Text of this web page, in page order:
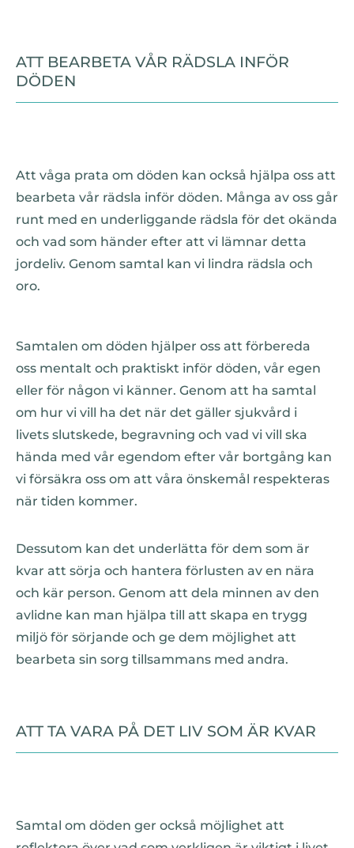
ATT BEARBETA VÅR RÄDSLA INFÖR
DÖDEN
Att våga prata om döden kan också hjälpa oss att
bearbeta vår rädsla inför döden. Många av oss går
runt med en underliggande rädsla för det okända
och vad som händer efter att vi lämnar detta
jordeliv. Genom samtal kan vi lindra rädsla och
oro.
Samtalen om döden hjälper oss att förbereda
oss mentalt och praktiskt inför döden, vår egen
eller för någon vi känner. Genom att ha samtal
om hur vi vill ha det när det gäller sjukvård i
livets slutskede, begravning och vad vi vill ska
hända med vår egendom efter vår bortgång kan
vi försäkra oss om att våra önskemål respekteras
när tiden kommer.
Dessutom kan det underlätta för dem som är
kvar att sörja och hantera förlusten av en nära
och kär person. Genom att dela minnen av den
avlidne kan man hjälpa till att skapa en trygg
miljö för sörjande och ge dem möjlighet att
bearbeta sin sorg tillsammans med andra.
ATT TA VARA PÅ DET LIV SOM ÄR KVAR
Samtal om döden ger också möjlighet att